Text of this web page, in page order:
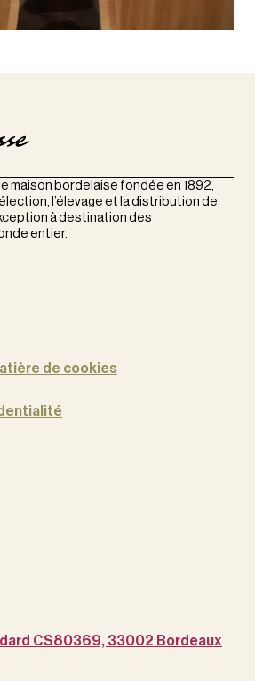
maison bordelaise fondée en 1892,
l’élevage et la distribution de
à destination des
entier.
de cookies
CS80369, 33002 Bordeaux